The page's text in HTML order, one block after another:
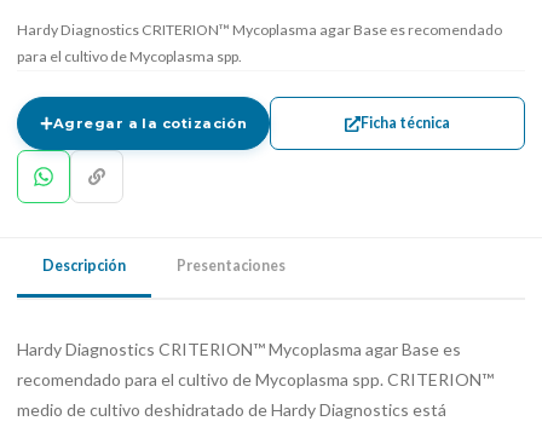
Hardy Diagnostics CRITERION™ Mycoplasma agar Base es recomendado
para el cultivo de Mycoplasma spp.
Agregar a la cotización Ficha técnica
Descripción Presentaciones
Hardy Diagnostics CRITERION™ Mycoplasma agar Base es
recomendado para el cultivo de Mycoplasma spp. CRITERION™
medio de cultivo deshidratado de Hardy Diagnostics está